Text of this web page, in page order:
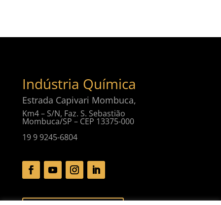
Indústria Química
Estrada Capivari Mombuca,
Km4 – S/N, Faz. S. Sebastião
Mombuca/SP – CEP 13375-000
19 9 9245-6804